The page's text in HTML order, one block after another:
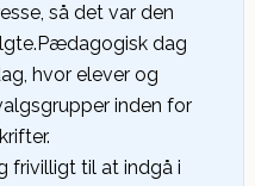
så det var den
dag
hvor elever og
inden for
frivilligt til at indgå i